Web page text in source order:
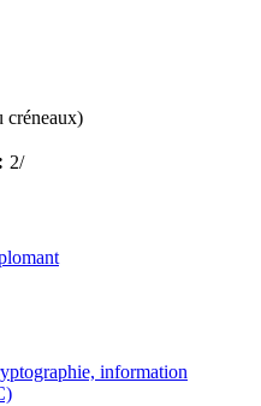
créneaux)
2/
information